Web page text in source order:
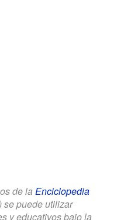
de la Enciclopedia
se puede utilizar
y educativos bajo la